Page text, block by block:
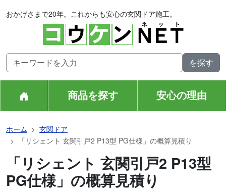
おかげさまで20年。これからも安心の玄関ドア施工。
商品を探す 安心の理由
ホーム
玄関ドア
「リシェント 玄関引戸2 P13型 PG仕様」の概算見積り
「リシェント 玄関引戸2 P13型
PG仕様」の概算見積り